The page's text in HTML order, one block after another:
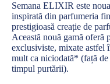
Semana ELIXIR este noua
inspirată din parfumeria
prestigioasă creație de
Această nouă gamă oferă
exclusiviste, mixate astfel
mult ca niciodată* (față
timpul purtării).